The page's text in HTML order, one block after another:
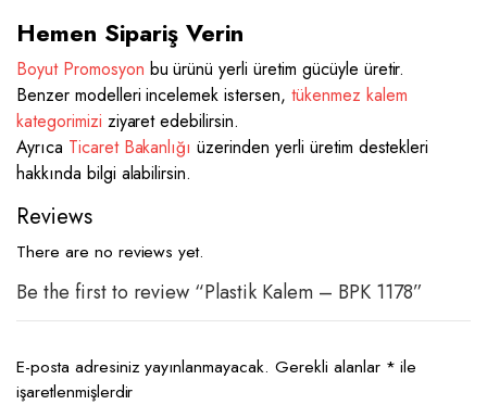
Hemen Sipariş Verin
Boyut Promosyon bu ürünü yerli üretim gücüyle üretir.
Benzer modelleri incelemek istersen, tükenmez kalem
kategorimizi ziyaret edebilirsin.
Ayrıca Ticaret Bakanlığı üzerinden yerli üretim destekleri
hakkında bilgi alabilirsin.
Reviews
There are no reviews yet.
Be the first to review “Plastik Kalem – BPK 1178”
E-posta adresiniz yayınlanmayacak. Gerekli alanlar * ile
işaretlenmişlerdir